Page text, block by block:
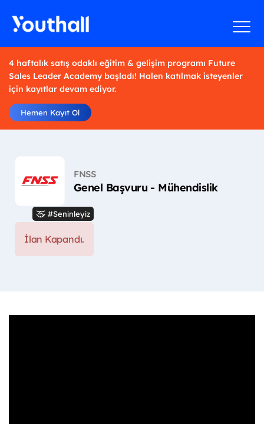
4 haftalık satış odaklı eğitim & gelişim programı Future
Sales Leader Academy başladı! Halen katılmak isteyenler
için kayıtlar devam ediyor.
Hemen Kayıt Ol
FNSS
Genel Başvuru - Mühendislik
#Seninleyiz
İlan Kapandı.